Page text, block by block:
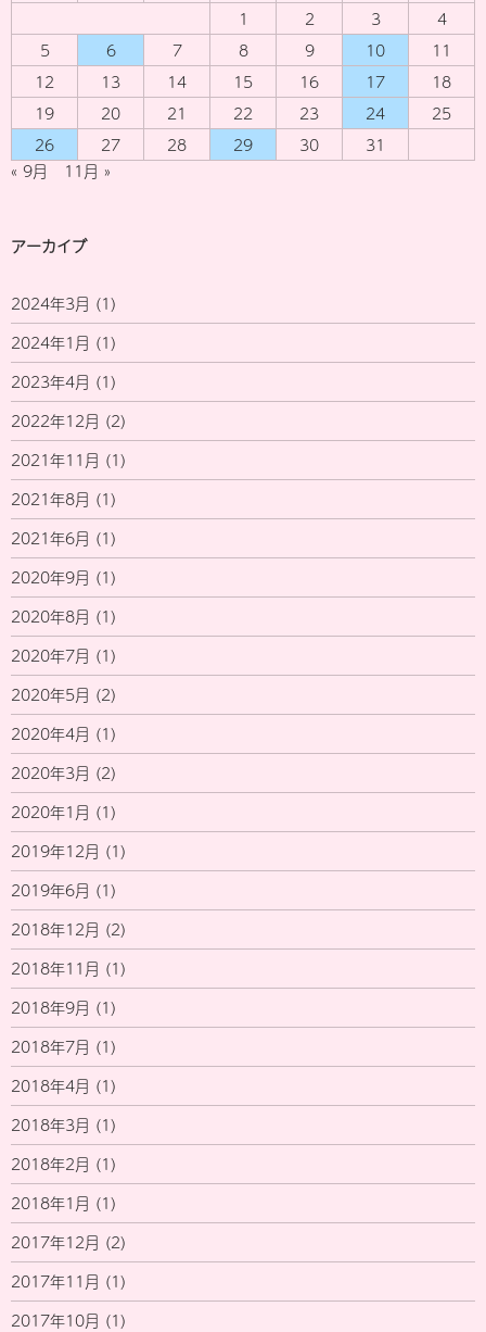
1
2 3
4
5
6 7 8 9 10
11
12
13 14 15 16 17
18
19
20 21 22 23 24
25
26
27 28 29 30
31
« 9月
11月 »
アーカイブ
2024年3月 (1)
2024年1月 (1)
2023年4月 (1)
2022年12月 (2)
2021年11月 (1)
2021年8月 (1)
2021年6月 (1)
2020年9月 (1)
2020年8月 (1)
2020年7月 (1)
2020年5月 (2)
2020年4月 (1)
2020年3月 (2)
2020年1月 (1)
2019年12月 (1)
2019年6月 (1)
2018年12月 (2)
2018年11月 (1)
2018年9月 (1)
2018年7月 (1)
2018年4月 (1)
2018年3月 (1)
2018年2月 (1)
2018年1月 (1)
2017年12月 (2)
2017年11月 (1)
2017年10月 (1)